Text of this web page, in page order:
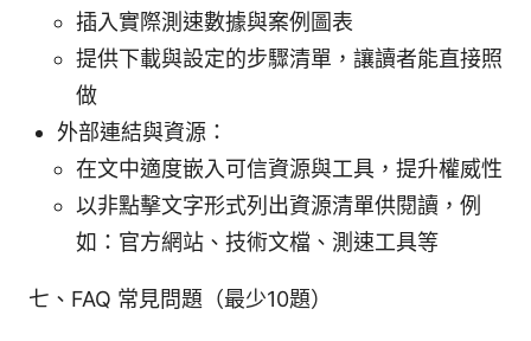
插入實際測速數據與案例圖表
提供下載與設定的步驟清單，讓讀者能直接照
做
外部連結與資源：
在文中適度嵌入可信資源與工具，提升權威性
以非點擊文字形式列出資源清單供閱讀，例
如：官方網站、技術文檔、測速工具等
七、FAQ 常見問題（最少10題）